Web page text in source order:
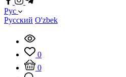
Рус
Русский O'zbek
0
0